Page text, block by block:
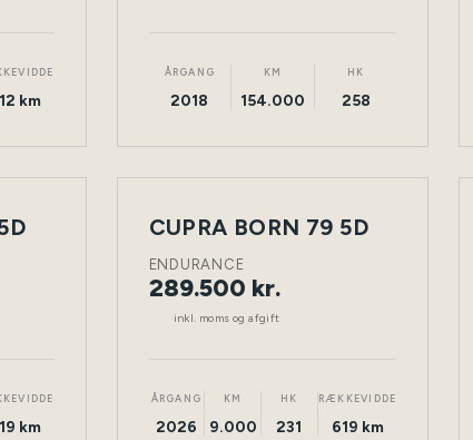
km
ÅRGANG
2018
KM
154.000
HK
258
km
NY
ELEKTRISK TØNDER
CUPRA BORN 79 5D
ENDURANCE
289.500 kr.
inkl. moms og afgift
ÅRGANG
2026
KM
9.000
HK
231
RÆKKEVIDDE
619 km